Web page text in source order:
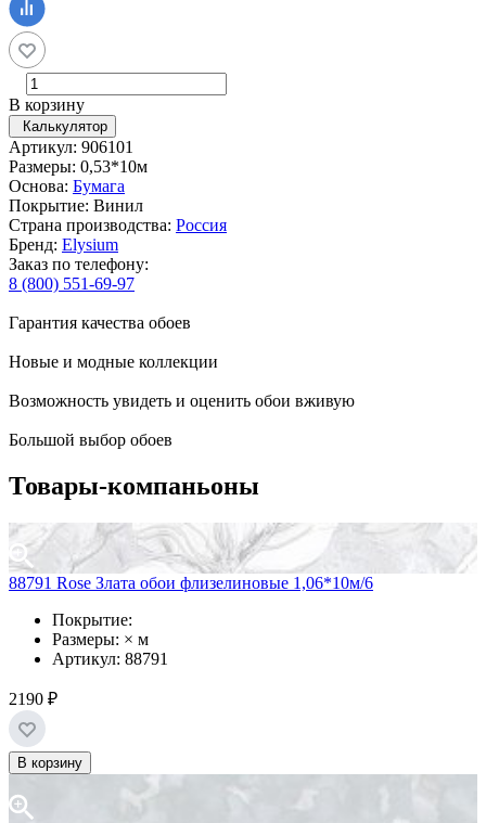
В корзину
Калькулятор
Артикул: 906101
Размеры: 0,53*10м
Основа: Бумага
Покрытие: Винил
Страна производства: Россия
Бренд: Elysium
Заказ по телефону:
8 (800) 551-69-97
Гарантия качества обоев
Новые и модные коллекции
Возможность увидеть и оценить обои вживую
Большой выбор обоев
Товары-компаньоны
88791 Rose Злата обои флизелиновые 1,06*10м/6
Покрытие:
Размеры: × м
Артикул: 88791
2190 ₽
В корзину